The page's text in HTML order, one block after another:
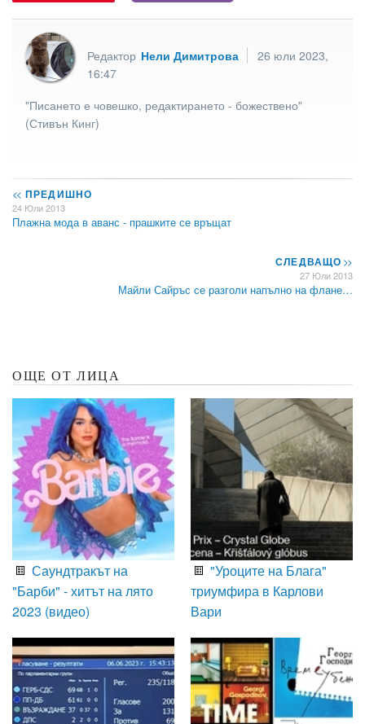
Редактор Нели Димитрова
26 юли 2023,
16:47
"Писането е човешко, редактирането - божествено"
(Стивън Кинг)
<< ПРЕДИШНО
24 Юли 2013
Плажна мода в аванс - прашките се връщат
СЛЕДВАЩО>>
27 Юли 2013
Майли Сайръс се разголи напълно на флане…
ОЩЕ ОТ ЛИЦА
Саундтракът на
"Барби" - хитът на лято
2023 (видео)
"Уроците на Блага"
триумфира в Карлови
Вари